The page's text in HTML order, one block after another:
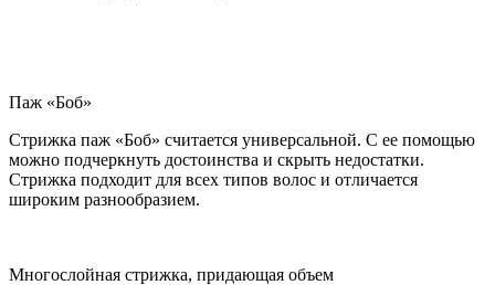
Паж «Боб»
Стрижка паж «Боб» считается универсальной. С ее помощью
можно подчеркнуть достоинства и скрыть недостатки.
Стрижка подходит для всех типов волос и отличается
широким разнообразием.
Многослойная стрижка, придающая объем